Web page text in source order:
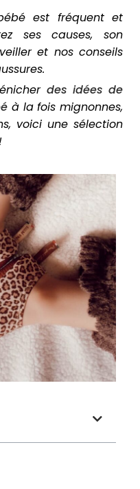
est fréquent et
ses causes, son
et nos conseils
des idées de
à la fois mignonnes,
voici une sélection